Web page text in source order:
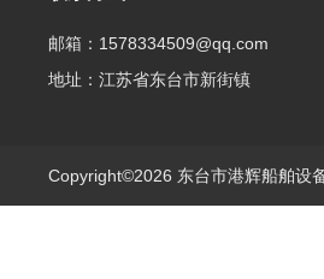
邮箱：1578334509@qq.com
地址：江苏省东台市新街镇
Copyright©2026 东台市港辉船舶